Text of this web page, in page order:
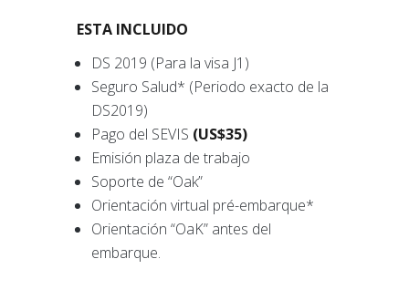
ESTA INCLUIDO
DS 2019 (Para la visa J1)
Seguro Salud* (Periodo exacto de la
DS2019)
Pago del SEVIS (US$35)
Emisión plaza de trabajo
Soporte de “Oak”
Orientación virtual pré-embarque*
Orientación “OaK” antes del
embarque.